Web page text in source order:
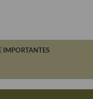
IMPORTANTES